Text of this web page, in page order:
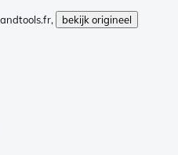
bekijk origineel